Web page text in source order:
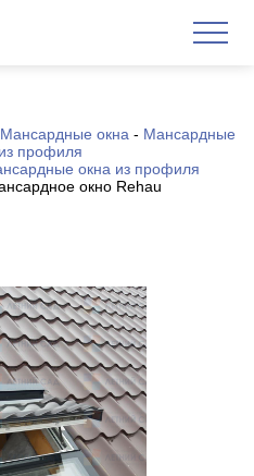
Мансардные окна - Мансардные
профиля
окна из профиля
окно Rehau